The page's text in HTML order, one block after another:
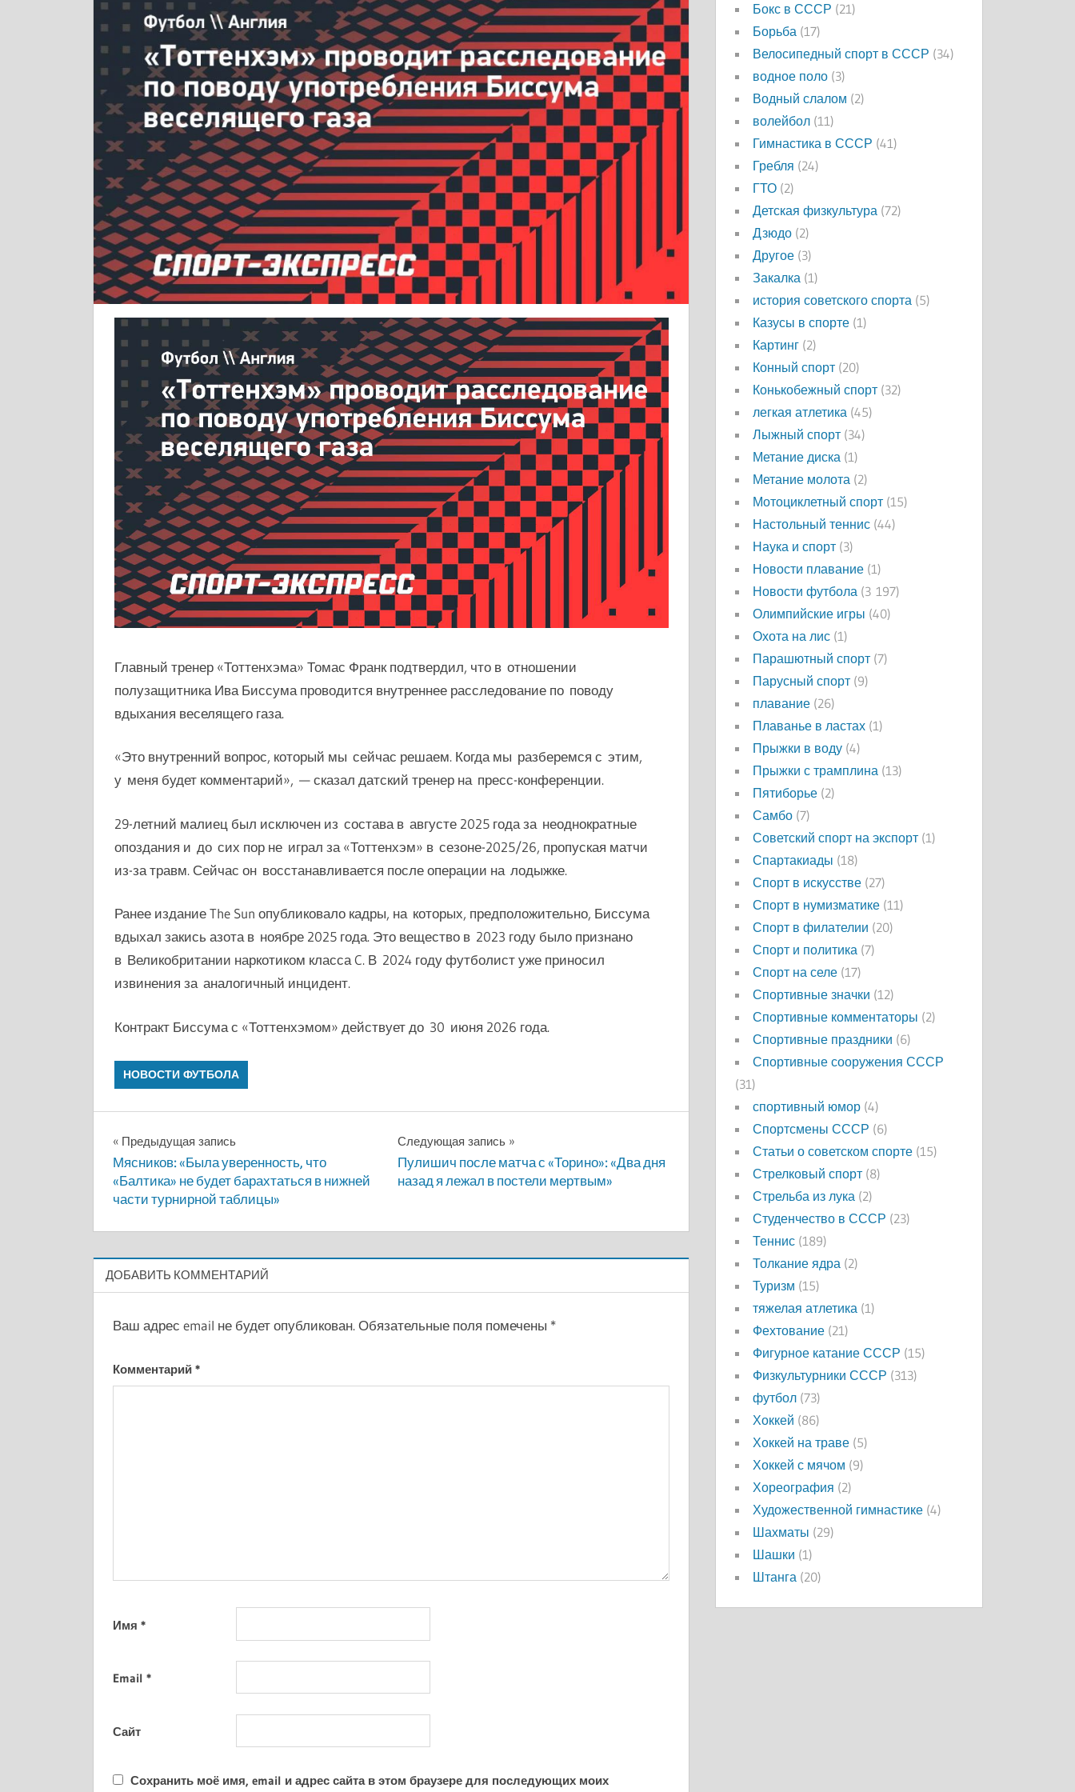
Главный тренер «Тоттенхэма» Томас Франк подтвердил, что в отношении
полузащитника Ива Биссума проводится внутреннее расследование по поводу
вдыхания веселящего газа.
«Это внутренний вопрос, который мы сейчас решаем. Когда мы разберемся с этим,
у меня будет комментарий», — сказал датский тренер на пресс-конференции.
29-летний малиец был исключен из состава в августе 2025 года за неоднократные
опоздания и до сих пор не играл за «Тоттенхэм» в сезоне-2025/26, пропуская матчи
из-за травм. Сейчас он восстанавливается после операции на лодыжке.
Ранее издание The Sun опубликовало кадры, на которых, предположительно, Биссума
вдыхал закись азота в ноябре 2025 года. Это вещество в 2023 году было признано
в Великобритании наркотиком класса C. В 2024 году футболист уже приносил
извинения за аналогичный инцидент.
Контракт Биссума с «Тоттенхэмом» действует до 30 июня 2026 года.
НОВОСТИ ФУТБОЛА
Навигация
по
записям
Предыдущая запись
Мясников: «Была уверенность, что
«Балтика» не будет барахтаться в нижней
части турнирной таблицы»
Следующая запись
Пулишич после матча с «Торино»: «Два дня
назад я лежал в постели мертвым»
ДОБАВИТЬ КОММЕНТАРИЙ
Ваш адрес email не будет опубликован.Обязательные поля помечены *
Комментарий *
Имя *
Email *
Сайт
Сохранить моё имя, email и адрес сайта в этом браузере для последующих моих
Бокс в СССР (21)
Борьба (17)
Велосипедный спорт в СССР (34)
водное поло (3)
Водный слалом (2)
волейбол (11)
Гимнастика в СССР (41)
Гребля (24)
ГТО (2)
Детская физкультура (72)
Дзюдо (2)
Другое (3)
Закалка (1)
история советского спорта (5)
Казусы в спорте (1)
Картинг (2)
Конный спорт (20)
Конькобежный спорт (32)
легкая атлетика (45)
Лыжный спорт (34)
Метание диска (1)
Метание молота (2)
Мотоциклетный спорт (15)
Настольный теннис (44)
Наука и спорт (3)
Новости плавание (1)
Новости футбола (3 197)
Олимпийские игры (40)
Охота на лис (1)
Парашютный спорт (7)
Парусный спорт (9)
плавание (26)
Плаванье в ластах (1)
Прыжки в воду (4)
Прыжки с трамплина (13)
Пятиборье (2)
Самбо (7)
Советский спорт на экспорт (1)
Спартакиады (18)
Спорт в искусстве (27)
Спорт в нумизматике (11)
Спорт в филателии (20)
Спорт и политика (7)
Спорт на селе (17)
Спортивные значки (12)
Спортивные комментаторы (2)
Спортивные праздники (6)
Спортивные сооружения СССР
(31)
спортивный юмор (4)
Спортсмены СССР (6)
Статьи о советском спорте (15)
Стрелковый спорт (8)
Стрельба из лука (2)
Студенчество в СССР (23)
Теннис (189)
Толкание ядра (2)
Туризм (15)
тяжелая атлетика (1)
Фехтование (21)
Фигурное катание СССР (15)
Физкультурники СССР (313)
футбол (73)
Хоккей (86)
Хоккей на траве (5)
Хоккей с мячом (9)
Хореография (2)
Художественной гимнастике (4)
Шахматы (29)
Шашки (1)
Штанга (20)